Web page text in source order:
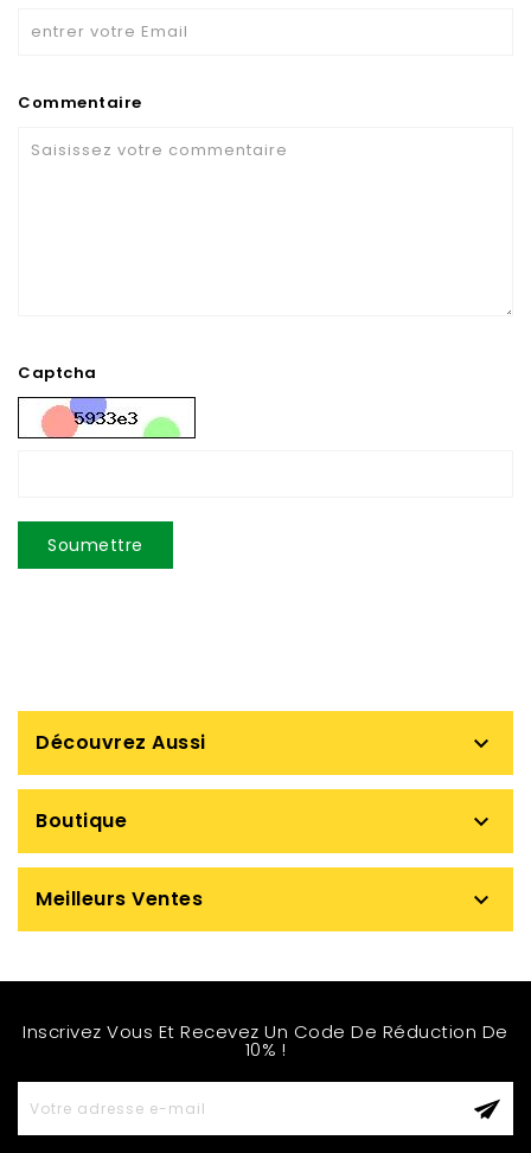
Commentaire
Captcha
Soumettre
Découvrez Aussi 
Boutique 
Meilleurs Ventes 
Inscrivez Vous Et Recevez Un Code De Réduction De
10% !